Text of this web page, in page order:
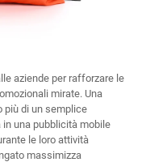
aziende per rafforzare le
mirate. Una
più di un semplice
una pubblicità mobile
le loro attività
massimizza